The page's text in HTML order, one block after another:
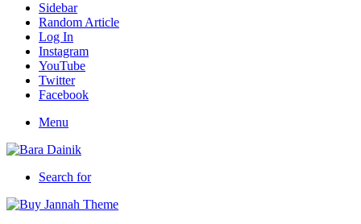
Sidebar
Random Article
Log In
Instagram
YouTube
Twitter
Facebook
Menu
Search for